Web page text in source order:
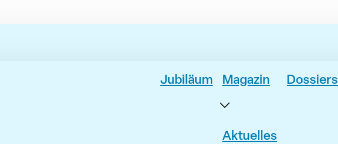
Jubiläum Magazin
Aktuelles
Dossiers